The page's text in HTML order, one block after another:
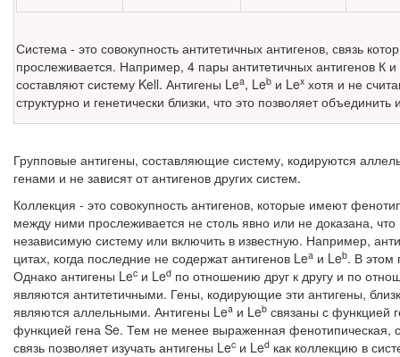
Система - это совокупность антитетичных антигенов, связь
прослеживается. Например, 4 пары антитетичных антигенов К и
составляют систему Kell. Антигены Lea, Leb и Lex хотя и не
структурно и гене­тически близки, что это позволяет
Групповые антигены, составляющие систему, кодируются
генами и не зависят от антигенов других систем.
Коллекция - это совокупность антигенов, которые имеют
между ними прослеживается не столь явно или не доказана,
независимую систему или включить в известную. Например,
цитах, когда последние не содержат антигенов Lea и Leb. В этом
Однако антигены Lec и Led по отношению друг к другу и по
являются антитетичными. Гены, коди­рующие эти антигены,
являются аллельными. Антигены Lea и Leb связаны с функцией
функцией гена Se. Тем не менее выраженная фенотипическая,
связь позволяет изучать антигены Lec и Led как кол­лекцию в